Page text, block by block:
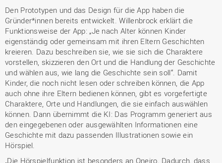
Den Prototypen und das Design für die App haben die
Gründer*innen bereits entwickelt. Willenbrock erklärt die
Funktionsweise der App: „Je nach Alter können Kinder
eigenständig oder gemeinsam mit ihren Eltern Geschichten
kreieren. Dazu beschreiben sie, wie sie sich die Charaktere
vorstellen, skizzieren den Ort und die Handlung der Geschichte
und wählen aus, wie lang die Geschichte sein soll“. Damit
Kinder, die noch nicht lesen oder schreiben können, die App
auch ohne ihre Eltern bedienen können, gibt es vorgefertigte
Charaktere, Orte und Handlungen, die sie einfach auswählen
können. Dann übernimmt die KI: Das Programm generiert aus
den eingegebenen oder ausgewählten Informationen eine
Geschichte mit dazu passenden Illustrationen sowie ein
Hörspiel.
„Die Hörspielfunktion ist besonders an Oneiro. Dadurch, dass